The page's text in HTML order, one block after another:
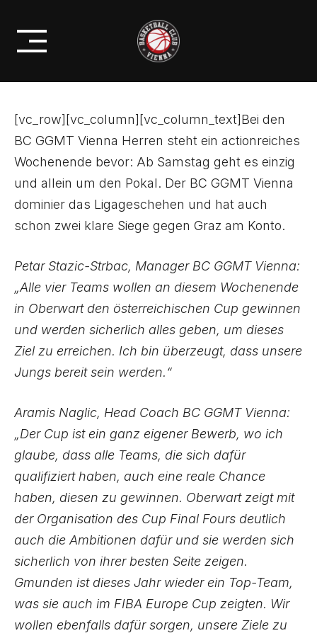
content
GEGEN GRAZ INS AUSTRIA CUP
FINAL FOUR
[vc_row][vc_column][vc_column_text]Bei den
BC GGMT Vienna Herren steht ein actionreiches
Wochenende bevor: Ab Samstag geht es einzig
und allein um den Pokal. Der BC GGMT Vienna
dominier das Ligageschehen und hat auch
schon zwei klare Siege gegen Graz am Konto.
Petar Stazic-Strbac, Manager BC GGMT Vienna:
„Alle vier Teams wollen an diesem Wochenende
in Oberwart den österreichischen Cup gewinnen
und werden sicherlich alles geben, um dieses
Ziel zu erreichen. Ich bin überzeugt, dass unsere
Jungs bereit sein werden.“
Aramis Naglic, Head Coach BC GGMT Vienna:
„Der Cup ist ein ganz eigener Bewerb, wo ich
glaube, dass alle Teams, die sich dafür
qualifiziert haben, auch eine reale Chance
haben, diesen zu gewinnen. Oberwart zeigt mit
der Organisation des Cup Final Fours deutlich
auch die Ambitionen dafür und sie werden sich
sicherlich von ihrer besten Seite zeigen.
Gmunden ist dieses Jahr wieder ein Top-Team,
was sie auch im FIBA Europe Cup zeigten. Wir
wollen ebenfalls dafür sorgen, unsere Ziele zu